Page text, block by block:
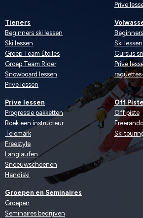
Prive
Tieners
Beginners ski lessen
Ski lessen
Groep Team Étoiles
Groep Team Rider
Snowboard lessen
Prive lessen
Ski lessen
Cursus
Prive
Prive lessen
Progressie pakketten
Boek een instructeur
Telemark
Freestyle
Langlaufen
Sneeuwschoenen
Handiski
Off
Off piste
Freerando
Ski
Groepen en Seminaires
Groepen
Seminaires bedrijven